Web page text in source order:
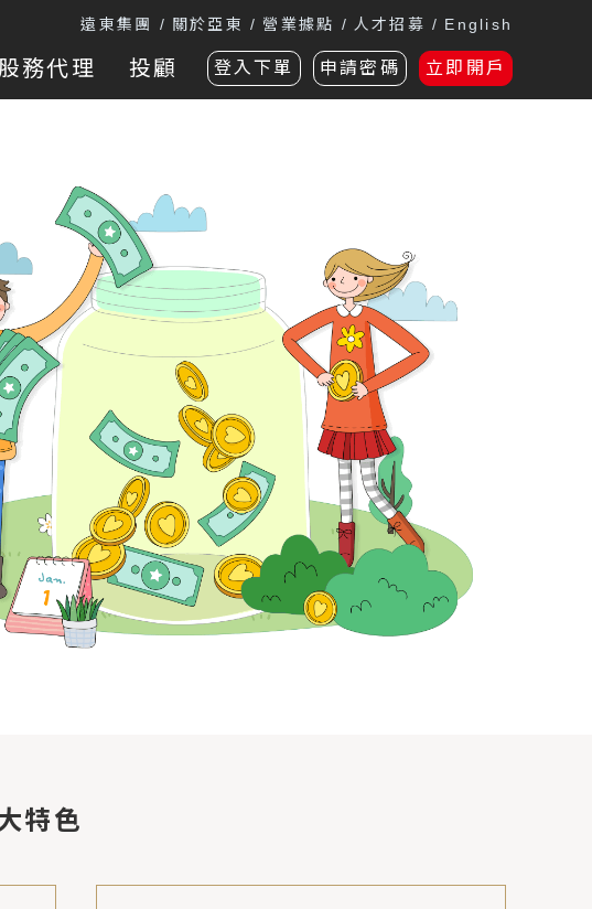
遠東集團 關於亞東 營業據點 人才招募 English
股務代理 投顧 登入下單 申請密碼 立即開戶
特色